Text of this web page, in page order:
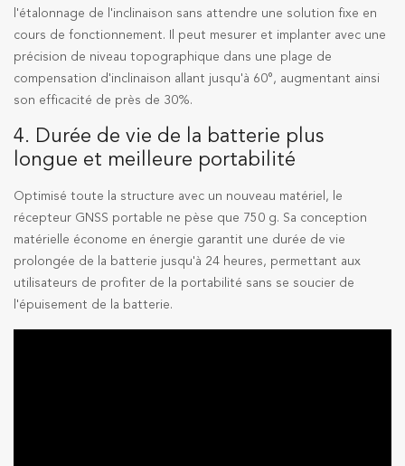
l'étalonnage de l'inclinaison sans attendre une solution fixe en
cours de fonctionnement. Il peut mesurer et implanter avec une
précision de niveau topographique dans une plage de
compensation d'inclinaison allant jusqu'à 60°, augmentant ainsi
son efficacité de près de 30%.
4. Durée de vie de la batterie plus
longue et meilleure portabilité
Optimisé toute la structure avec un nouveau matériel, le
récepteur GNSS portable ne pèse que 750 g. Sa conception
matérielle économe en énergie garantit une durée de vie
prolongée de la batterie jusqu'à 24 heures, permettant aux
utilisateurs de profiter de la portabilité sans se soucier de
l'épuisement de la batterie.